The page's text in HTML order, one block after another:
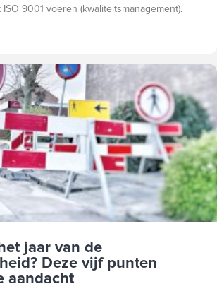
9001 voeren (kwaliteitsmanagement).
jaar van de
Deze vijf punten
aandacht